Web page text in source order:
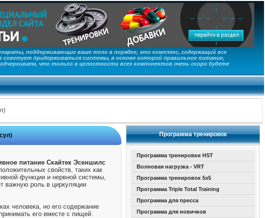
поддерживающие ваше тело в порядке, это комплекс, содержащий все
придерживаться системы, в основе которой правильное питание,
что только в целостности всех компонентов очень скоро будете
питание Скайтек Эсеншилс
свойств, таких как
функции и нервной системы,
важную роль в циркуляции
человека, но его содержание
его вместе с пищей.
Программа тренировок
Программа тренировки HST
Волновая нагрузка - VRT
Программа тренировок 5х5
Программа Triple Total Training
Программа для пресса
Программа для новичков